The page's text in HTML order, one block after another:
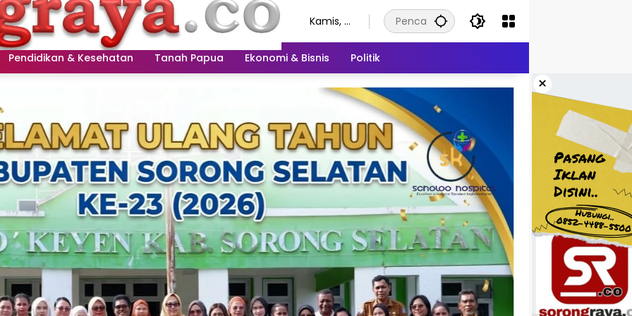
Kamis, 6
2026
Pendidikan & Kesehatan Tanah Papua Ekonomi & Bisnis Politik
×